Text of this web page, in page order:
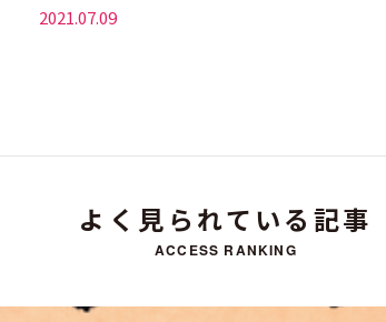
2021.07.09
よく見られている記事
ACCESS RANKING